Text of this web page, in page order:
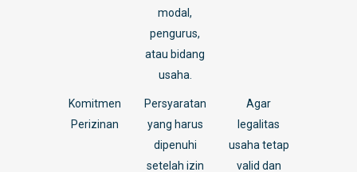
modal,
pengurus,
atau bidang
usaha.
Komitmen
Perizinan
Persyaratan
yang harus
dipenuhi
setelah izin
Agar
legalitas
usaha tetap
valid dan